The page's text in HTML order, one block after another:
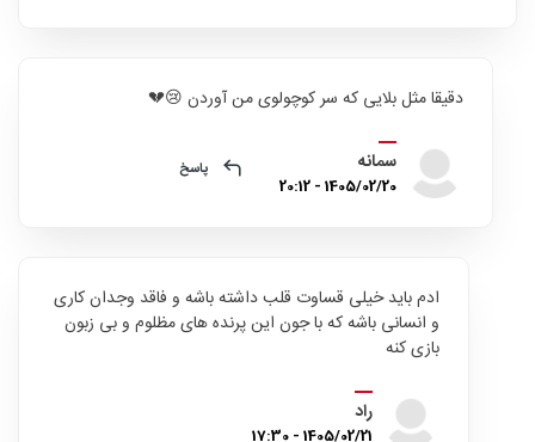
دقیقا مثل بلایی که سر کوچولوی من آوردن 😢💔
سمانه
1405/02/20 - 20:12
پاسخ
ادم باید خیلی قساوت قلب داشته باشه و فاقد وجدان کاری
و انسانی باشه که با جون این پرنده های مظلوم و بی زبون
بازی کنه
راد
1405/02/21 - 17:30